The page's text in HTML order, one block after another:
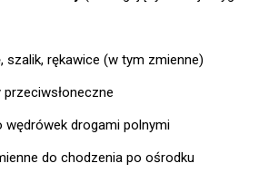
szalik, rękawice (w tym zmienne)
przeciwsłoneczne
wędrówek drogami polnymi
do chodzenia po ośrodku